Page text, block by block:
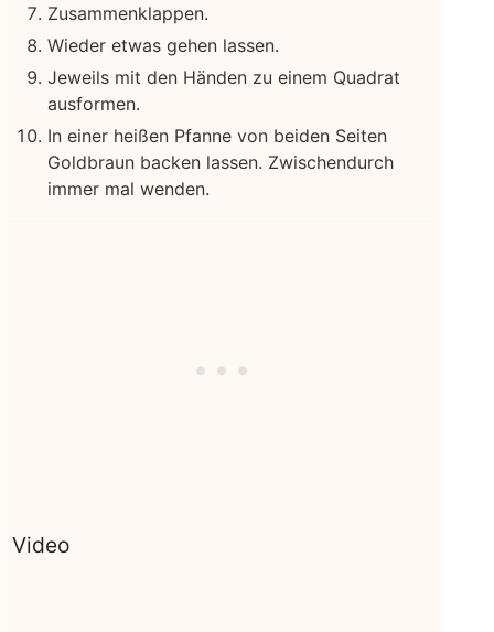
Zusammenklappen.
Wieder etwas gehen lassen.
Jeweils mit den Händen zu einem Quadrat
ausformen.
In einer heißen Pfanne von beiden Seiten
Goldbraun backen lassen. Zwischendurch
immer mal wenden.
Video